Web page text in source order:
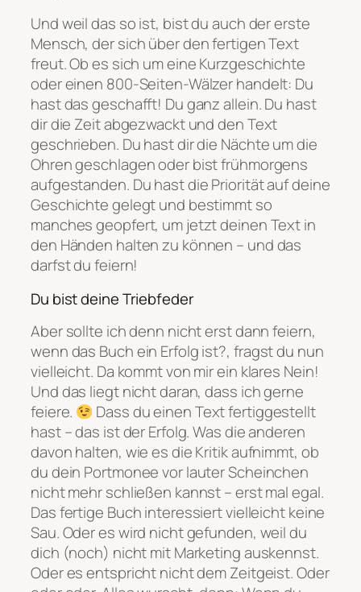
Und weil das so ist, bist du auch der erste
Mensch, der sich über den fertigen Text
freut. Ob es sich um eine Kurzgeschichte
oder einen 800-Seiten-Wälzer handelt: Du
hast das geschafft! Du ganz allein. Du hast
dir die Zeit abgezwackt und den Text
geschrieben. Du hast dir die Nächte um die
Ohren geschlagen oder bist frühmorgens
aufgestanden. Du hast die Priorität auf deine
Geschichte gelegt und bestimmt so
manches geopfert, um jetzt deinen Text in
den Händen halten zu können – und das
darfst du feiern!
Du bist deine Triebfeder
Aber sollte ich denn nicht erst dann feiern,
wenn das Buch ein Erfolg ist?, fragst du nun
vielleicht. Da kommt von mir ein klares Nein!
Und das liegt nicht daran, dass ich gerne
feiere.
Dass du einen Text fertiggestellt
hast – das ist der Erfolg. Was die anderen
davon halten, wie es die Kritik aufnimmt, ob
du dein Portmonee vor lauter Scheinchen
nicht mehr schließen kannst – erst mal egal.
Das fertige Buch interessiert vielleicht keine
Sau. Oder es wird nicht gefunden, weil du
dich (noch) nicht mit Marketing auskennst.
Oder es entspricht nicht dem Zeitgeist. Oder